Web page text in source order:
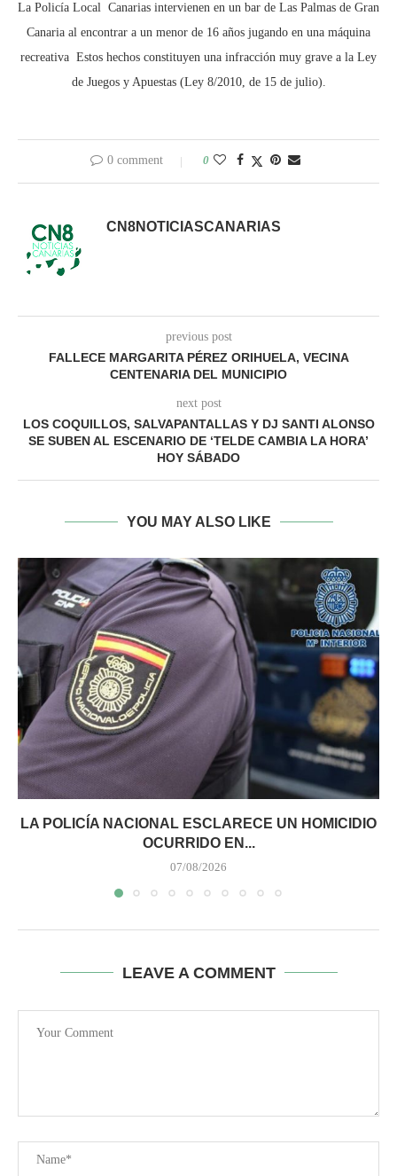
La Policía Local Canarias intervienen en un bar de Las Palmas de Gran
Canaria al encontrar a un menor de 16 años jugando en una máquina
recreativa Estos hechos constituyen una infracción muy grave a la Ley
de Juegos y Apuestas (Ley 8/2010, de 15 de julio).
0 comment 0
CN8NOTICIASCANARIAS
previous post
FALLECE MARGARITA PÉREZ ORIHUELA, VECINA
CENTENARIA DEL MUNICIPIO
next post
LOS COQUILLOS, SALVAPANTALLAS Y DJ SANTI ALONSO
SE SUBEN AL ESCENARIO DE ‘TELDE CAMBIA LA HORA’
HOY SÁBADO
YOU MAY ALSO LIKE
LA POLICÍA NACIONAL ESCLARECE UN HOMICIDIO
OCURRIDO EN...
07/08/2026
LEAVE A COMMENT